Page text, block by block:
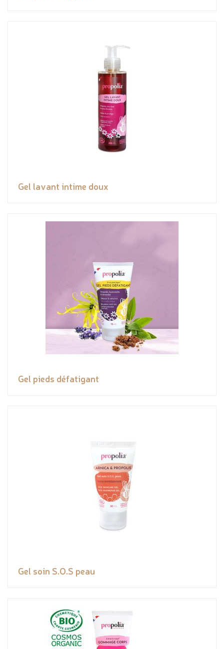
Gel lavant intime doux
Gel pieds défatigant
Gel soin S.O.S peau